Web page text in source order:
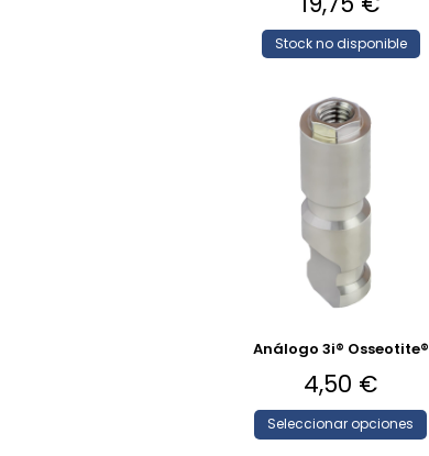
Stock no disponible
Análogo 3i® Osseotite®
4,50 €
Seleccionar opciones